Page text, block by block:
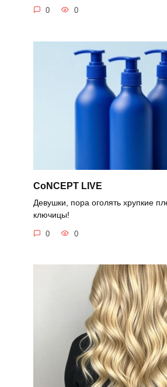
0 0
CoNCEPT LIVE
Девушки, пора оголять хрупкие
ключицы!
0 0